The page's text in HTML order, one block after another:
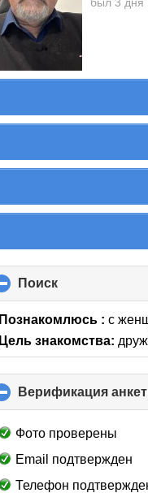
Поиск
to
collapse
Познакомлюсь :с
Цель знакомства:
Верификация
Фото проверены
Email подтвержден
Телефон